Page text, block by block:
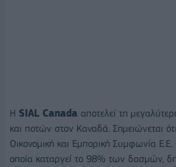
Η SIAL Canada αποτελεί τη
και ποτών στον Καναδά. Σημειώνεται
Οικονομική και Εμπορική Συμφωνία
οποία καταργεί το 98% των δασμών,